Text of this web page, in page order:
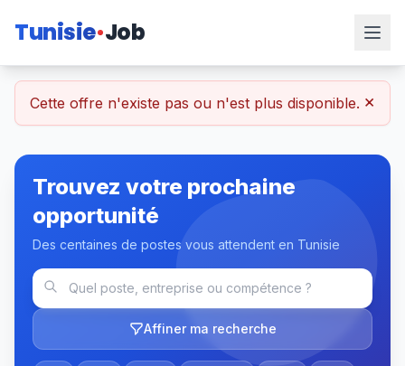
Tunisie Job
Cette offre n'existe pas ou n'est plus disponible. ×
Trouvez votre prochaine
opportunité
Des centaines de postes vous attendent en Tunisie
Affiner ma recherche